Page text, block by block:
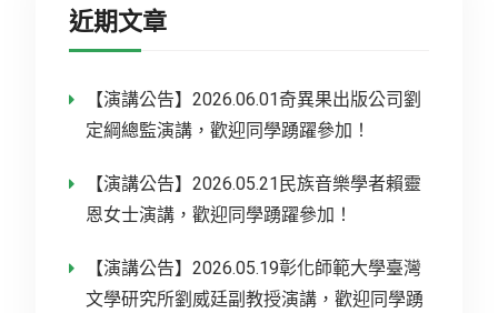
近期文章
【演講公告】2026.06.01奇異果出版公司劉
定綱總監演講，歡迎同學踴躍參加！
【演講公告】2026.05.21民族音樂學者賴靈
恩女士演講，歡迎同學踴躍參加！
【演講公告】2026.05.19彰化師範大學臺灣
文學研究所劉威廷副教授演講，歡迎同學踴